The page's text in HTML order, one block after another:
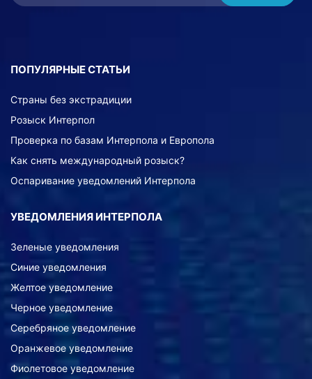
ПОПУЛЯРНЫЕ СТАТЬИ
Страны без экстрадиции
Розыск Интерпол
Проверка по базам Интерпола и Европола
Как снять международный розыск?
Оспаривание уведомлений Интерпола
УВЕДОМЛЕНИЯ ИНТЕРПОЛА
Зеленые уведомления
Синие уведомления
Желтое уведомление
Черное уведомление
Серебряное уведомление
Оранжевое уведомление
Фиолетовое уведомление